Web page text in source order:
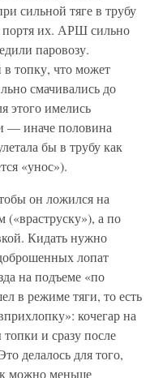
сильной тяге в трубу
портя их. АРШ сильно
паровозу.
в топку, что может
смачивались до
этого имелись
— иначе половина
бы в трубу как
«унос»).
он ложился на
(«враструску»), а по
Кидать нужно
лопат
на подъеме «по
в режиме тяги, то есть
кочегар на
и сразу после
делалось для того,
можно меньше